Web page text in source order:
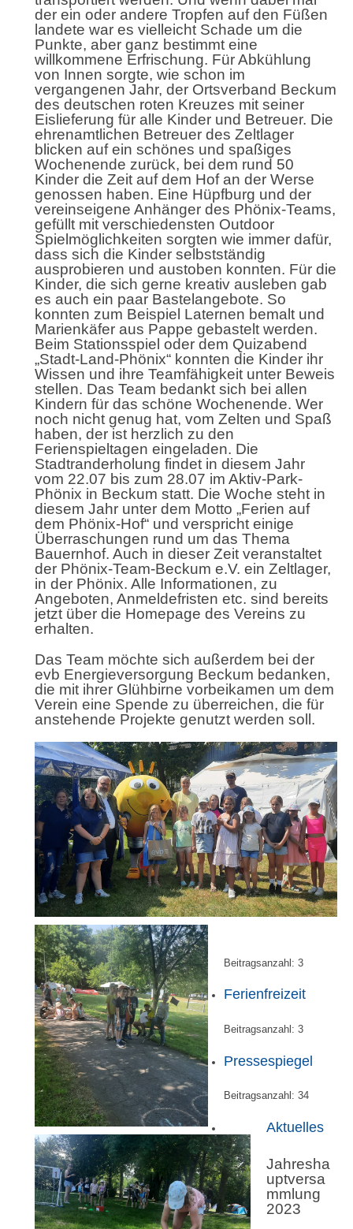
der ein oder andere Tropfen auf den Füßen
landete war es vielleicht Schade um die
Punkte, aber ganz bestimmt eine
willkommene Erfrischung. Für Abkühlung
von Innen sorgte, wie schon im
vergangenen Jahr, der Ortsverband Beckum
des deutschen roten Kreuzes mit seiner
Eislieferung für alle Kinder und Betreuer. Die
ehrenamtlichen Betreuer des Zeltlager
blicken auf ein schönes und spaßiges
Wochenende zurück, bei dem rund 50
Kinder die Zeit auf dem Hof an der Werse
genossen haben. Eine Hüpfburg und der
vereinseigene Anhänger des Phönix-Teams,
gefüllt mit verschiedensten Outdoor
Spielmöglichkeiten sorgten wie immer dafür,
dass sich die Kinder selbstständig
ausprobieren und austoben konnten. Für die
Kinder, die sich gerne kreativ ausleben gab
es auch ein paar Bastelangebote. So
konnten zum Beispiel Laternen bemalt und
Marienkäfer aus Pappe gebastelt werden.
Beim Stationsspiel oder dem Quizabend
„Stadt-Land-Phönix“ konnten die Kinder ihr
Wissen und ihre Teamfähigkeit unter Beweis
stellen. Das Team bedankt sich bei allen
Kindern für das schöne Wochenende. Wer
noch nicht genug hat, vom Zelten und Spaß
haben, der ist herzlich zu den
Ferienspieltagen eingeladen. Die
Stadtranderholung findet in diesem Jahr
vom 22.07 bis zum 28.07 im Aktiv-Park-
Phönix in Beckum statt. Die Woche steht in
diesem Jahr unter dem Motto „Ferien auf
dem Phönix-Hof“ und verspricht einige
Überraschungen rund um das Thema
Bauernhof. Auch in dieser Zeit veranstaltet
der Phönix-Team-Beckum e.V. ein Zeltlager,
in der Phönix. Alle Informationen, zu
Angeboten, Anmeldefristen etc. sind bereits
jetzt über die Homepage des Vereins zu
erhalten.
Das Team möchte sich außerdem bei der
evb Energieversorgung Beckum bedanken,
die mit ihrer Glühbirne vorbeikamen um dem
Verein eine Spende zu überreichen, die für
anstehende Projekte genutzt werden soll.
Beitragsanzahl: 3
Ferienfreizeit
Beitragsanzahl: 3
Pressespiegel
Beitragsanzahl: 34
Aktuelles
Jahresha
uptversa
mmlung
2023